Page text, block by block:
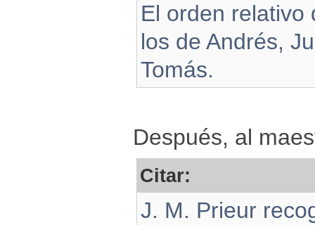
El orden relativo
los de Andrés,
Tomás.
Después, al
Citar:
J. M. Prieur